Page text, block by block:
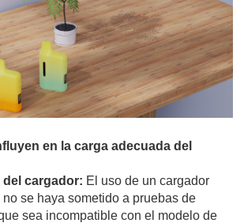
en la carga adecuada del
cargador: El uso de un cargador
se haya sometido a pruebas de
sea incompatible con el modelo de